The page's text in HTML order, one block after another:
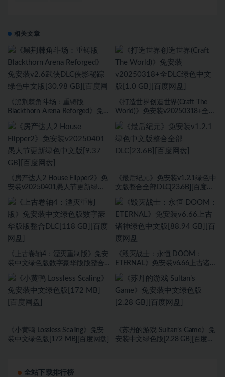
相关文章
《黑荆棘角斗场：重铸版
Blackthorn Arena Reforged》免
文版[30.98 GB][百度网盘]
《打造世界创造世界(Craft The
World)》免安装v20250318+全
盘]
《房产达人2 House Flipper2》免
安装v20250401愚人节更新绿色
《最后纪元》免安装v1.2.1绿色中
文版整合全部DLC[23.6B][百度网
《上古卷轴4：湮灭重制版》免安
装中文绿色版数字豪华版版整合
《毁灭战士：永恒 DOOM：
ETERNAL》免安装v6.66上古诸神
《小黄鸭 Lossless Scaling》免安
装中文绿色版[172 MB][百度网盘]
《苏丹的游戏 Sultan’s Game》免
安装中文绿色版[2.28 GB][百度网
全站下载排行榜